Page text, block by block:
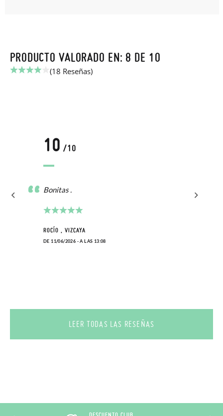
PRODUCTO VALORADO EN: 8 DE 10
(18 Reseñas)
10 /10
Bonitas .
ROCÍO , VIZCAYA
DE 11/06/2026 - A LAS 13:08
LEER TODAS LAS RESEÑAS